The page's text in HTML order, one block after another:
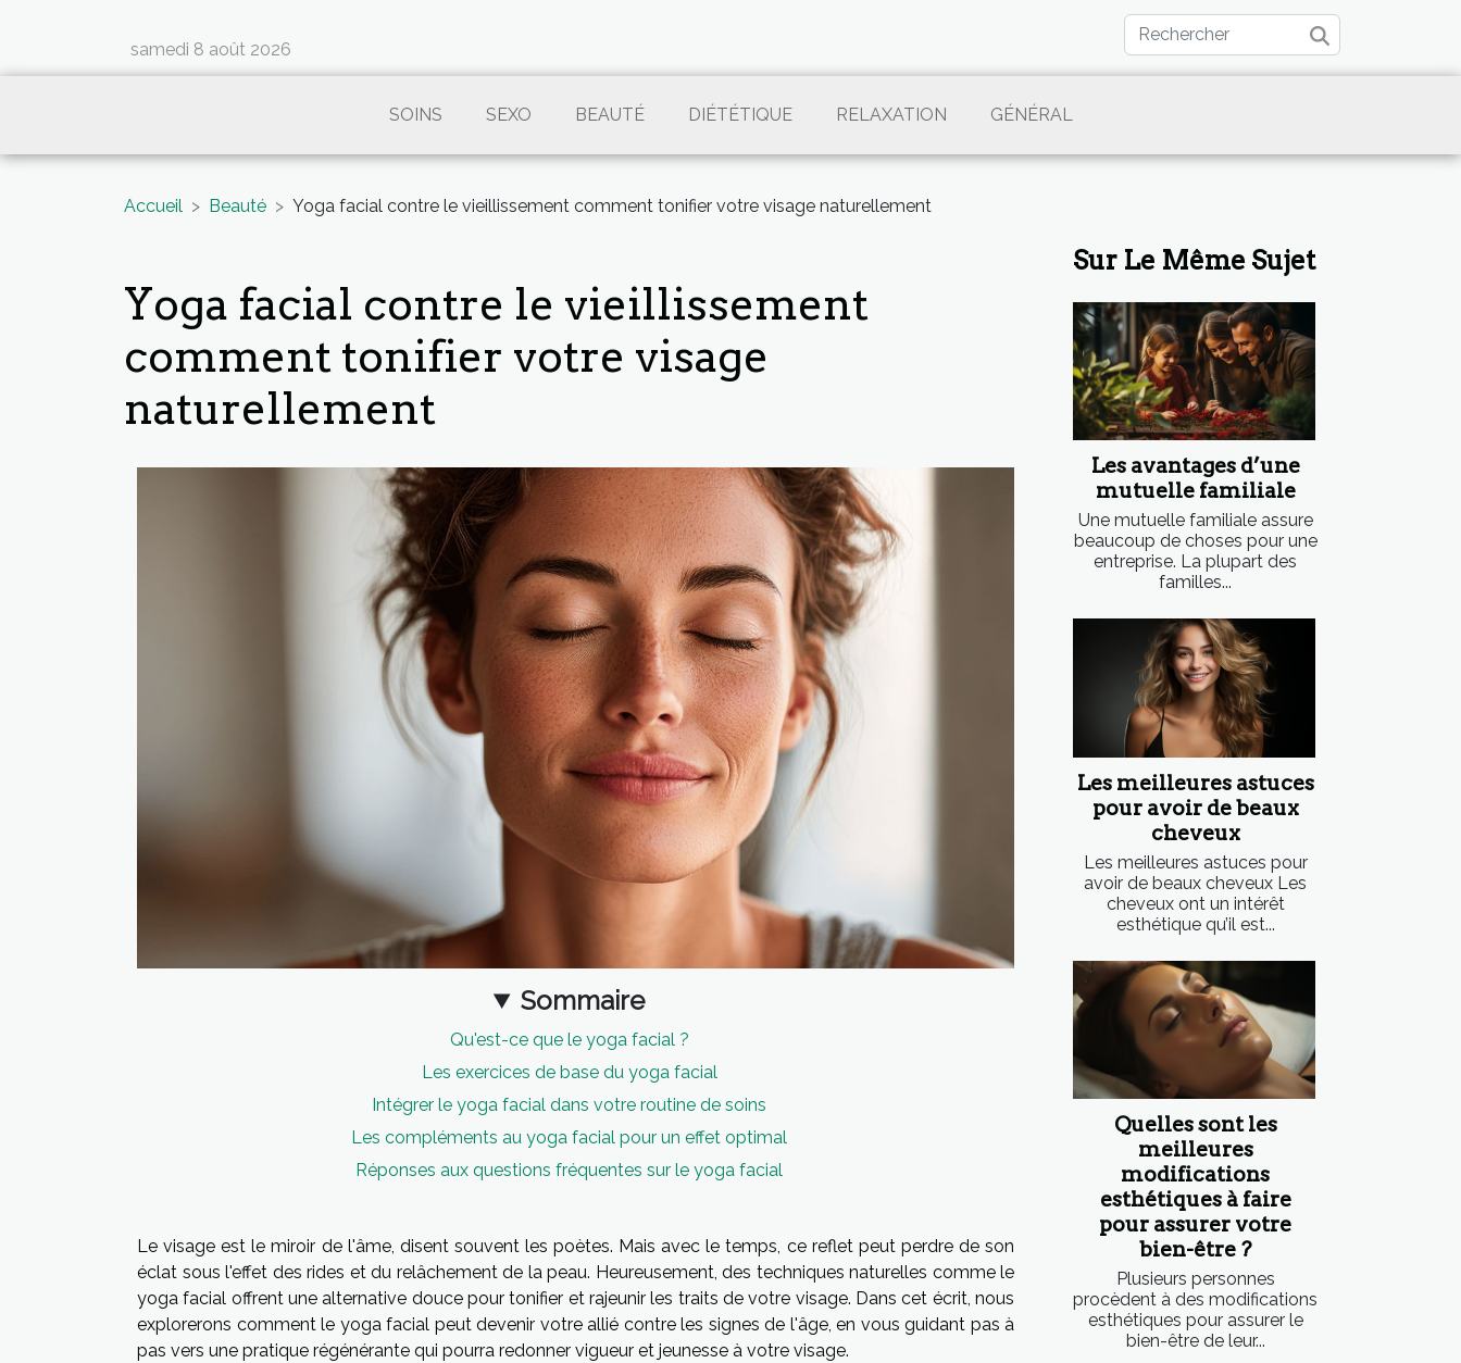
samedi 8 août 2026
SOINS SEXO BEAUTÉ DIÉTÉTIQUE RELAXATION GÉNÉRAL
Accueil Beauté Yoga facial contre le vieillissement comment tonifier votre visage naturellement
Yoga facial contre le vieillissement
comment tonifier votre visage
naturellement
Sommaire
Qu'est-ce que le yoga facial ?
Les exercices de base du yoga facial
Intégrer le yoga facial dans votre routine de soins
Les compléments au yoga facial pour un effet optimal
Réponses aux questions fréquentes sur le yoga facial
Le visage est le miroir de l'âme, disent souvent les poètes. Mais avec le temps, ce reflet peut perdre de son
éclat sous l'effet des rides et du relâchement de la peau. Heureusement, des techniques naturelles comme le
yoga facial offrent une alternative douce pour tonifier et rajeunir les traits de votre visage. Dans cet écrit, nous
explorerons comment le yoga facial peut devenir votre allié contre les signes de l'âge, en vous guidant pas à
pas vers une pratique régénérante qui pourra redonner vigueur et jeunesse à votre visage.
Sur Le Même Sujet
Les avantages d’une
mutuelle familiale
Une mutuelle familiale assure
beaucoup de choses pour une
entreprise. La plupart des
familles...
Les meilleures astuces
pour avoir de beaux
cheveux
Les meilleures astuces pour
avoir de beaux cheveux Les
cheveux ont un intérêt
esthétique qu’il est...
Quelles sont les
meilleures
modifications
esthétiques à faire
pour assurer votre
bien-être ?
Plusieurs personnes
procèdent à des modifications
esthétiques pour assurer le
bien-être de leur...